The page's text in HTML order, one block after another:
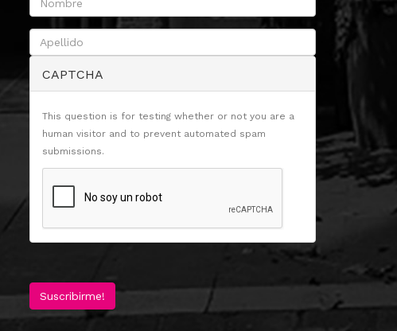
CAPTCHA
This question is for testing whether or not you are a
human visitor and to prevent automated spam
submissions.
Suscribirme!